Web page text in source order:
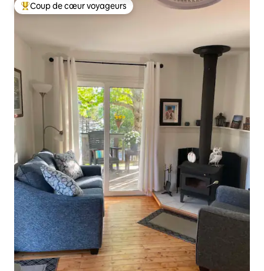
Coups de cœur voyageurs les plus appréciés
Coup de cœur voyageurs